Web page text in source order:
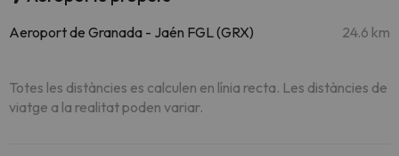
Aeroport de Granada - Jaén FGL (GRX) 24.6 km
Totes les distàncies es calculen en línia recta. Les distàncies de
viatge a la realitat poden variar.